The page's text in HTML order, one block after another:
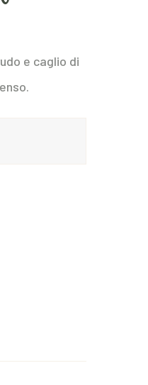
e caglio di